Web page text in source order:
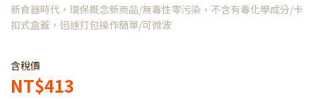
新食器時代，環保概念新商品/無毒性零污染，不含有毒化學成分/卡
扣式盒蓋，迅速打包操作簡單/可微波
含稅價
NT$413